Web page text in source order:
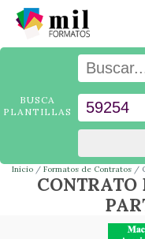
BUSCA
PLANTILLAS
Inicio Formatos de Contratos
CONTRATO